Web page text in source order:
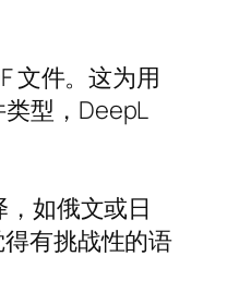
文件。这为用
型，DeepL
如俄文或日
有挑战性的语